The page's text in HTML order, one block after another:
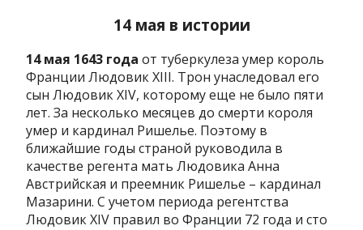
14 мая в истории
14 мая 1643 года от туберкулеза умер король
Франции Людовик XIII. Трон унаследовал его
сын Людовик XIV, которому еще не было пяти
лет. За несколько месяцев до смерти короля
умер и кардинал Ришелье. Поэтому в
ближайшие годы страной руководила в
качестве регента мать Людовика Анна
Австрийская и преемник Ришелье – кардинал
Мазарини. С учетом периода регентства
Людовик XIV правил во Франции 72 года и сто